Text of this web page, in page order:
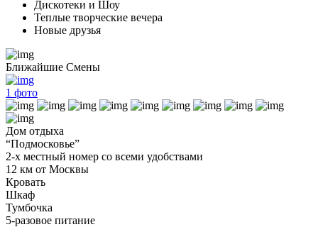
Дискотеки и Шоу
Теплые творческие вечера
Новые друзья
Ближайшие Смены
1 фото
Дом отдыха
“Подмосковье”
2-х местный номер со всеми удобствами
12 км от Москвы
Кровать
Шкаф
Тумбочка
5-разовое питание